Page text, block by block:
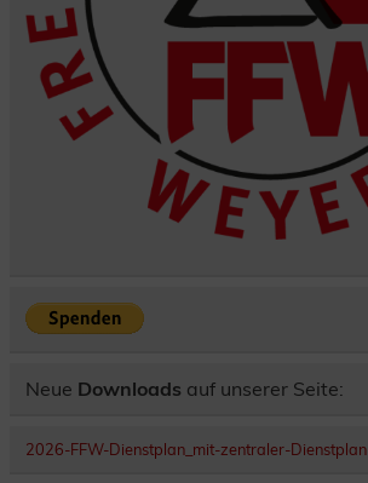
Neue Downloads auf unserer Seite:
2026-FFW-Dienstplan_mit-zentraler-Dienstplan